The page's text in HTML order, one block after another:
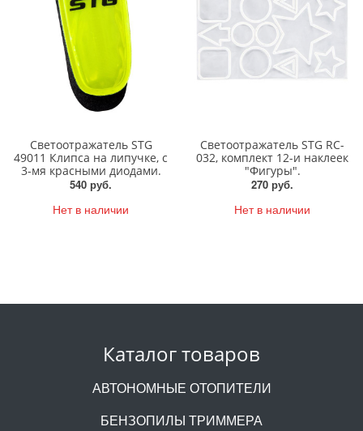
Светоотражатель STG
49011 Клипса на липучке, с
3-мя красными диодами.
540 руб.
Нет в наличии
Светоотражатель STG RC-
032, комплект 12-и наклеек
"Фигуры".
270 руб.
Нет в наличии
Каталог товаров
АВТОНОМНЫЕ ОТОПИТЕЛИ
БЕНЗОПИЛЫ ТРИММЕРА